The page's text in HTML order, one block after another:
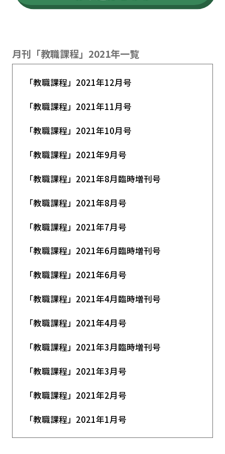
表紙ロゴデザイン／長井 究衡
月刊「教職課程」2021年一覧
「教職課程」2021年12月号
「教職課程」2021年11月号
「教職課程」2021年10月号
「教職課程」2021年9月号
「教職課程」2021年8月臨時増刊号
「教職課程」2021年8月号
「教職課程」2021年7月号
「教職課程」2021年6月臨時増刊号
「教職課程」2021年6月号
「教職課程」2021年4月臨時増刊号
「教職課程」2021年4月号
「教職課程」2021年3月臨時増刊号
「教職課程」2021年3月号
「教職課程」2021年2月号
「教職課程」2021年1月号